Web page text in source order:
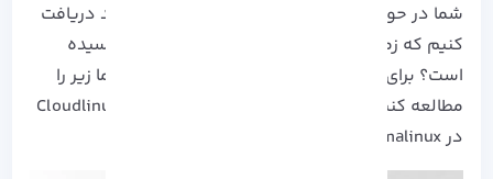
شما در حوزه کار با هاستینگ باشد. اما چگونه باید دریافت
کنیم که زمان تبدیل
به Cloudlinux رسیده
است؟ برای رسیدن به پاسخ این سوالات باید راهنما زیر را
مطالعه کنید و با ما همراه باشید تا مراحل نصب
Cloudlinux
در Almalinux را پیش ببریم.